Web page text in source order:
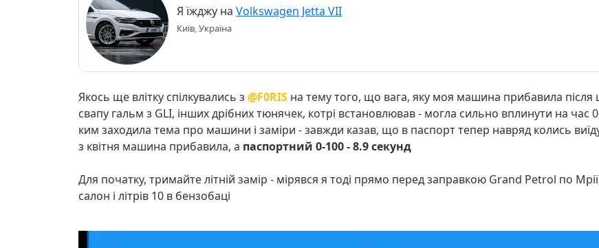
Я їжджу на Volkswagen Jetta VII
Київ, Україна
Якось ще влітку спілкувались з @F0RIS на тему того, що вага, яку моя машина прибавила після
свапу гальм з GLI, інших дрібних тюнячек, котрі встановлював - могла сильно вплинути на час
ким заходила тема про машини і заміри - завжди казав, що в паспорт тепер навряд колись
з квітня машина прибавила, а паспортний 0-100 - 8.9 секунд
Для початку, тримайте літній замір - мірявся я тоді прямо перед заправкою Grand Petrol по
салон і літрів 10 в бензобаці